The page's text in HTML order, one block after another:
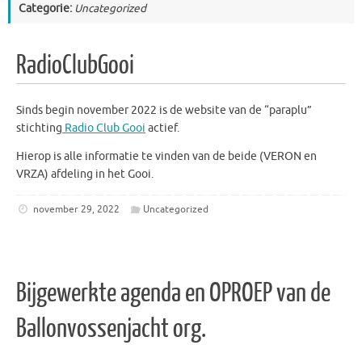
Categorie: Uncategorized
RadioClubGooi
Sinds begin november 2022 is de website van de “paraplu”
stichting Radio Club Gooi actief.
Hierop is alle informatie te vinden van de beide (VERON en
VRZA) afdeling in het Gooi.
november 29, 2022 Uncategorized
Bijgewerkte agenda en OPROEP van de
Ballonvossenjacht org.